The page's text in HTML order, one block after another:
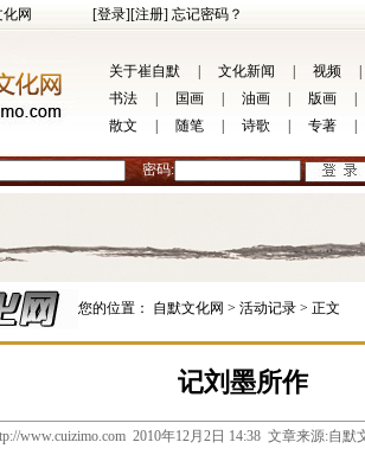
网 [登录][注册] 忘记密码？
关于崔自默 文化新闻 视频
书法
国画 油画 版画
散文
随笔 诗歌 专著
密码:
您的位置： 自默文化网 > 活动记录 > 正文
记刘墨所作
www.cuizimo.com 2010年12月2日 14:38 文章来源:自